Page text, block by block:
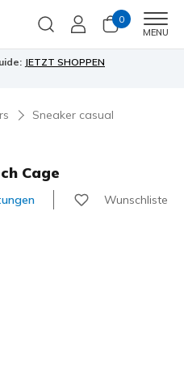
0
MENU
JETZT SHOPPEN
Sneaker casual
Cage
Wunschliste